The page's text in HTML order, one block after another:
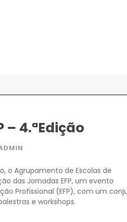
– 4.ªEdição
o Agrupamento de Escolas de
das Jornadas EFP, um evento
Profissional (EFP), com um
e workshops.